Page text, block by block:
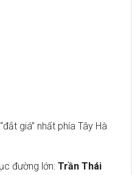
giá” nhất phía Tây Hà
đường lớn: Trần Thái